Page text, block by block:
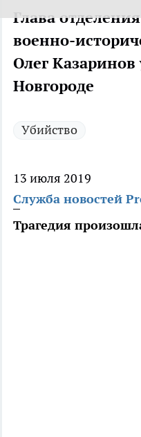
Глава
военно-
Олег
Новгороде
Убийство
13 июля 2019
Служба новостей
Трагедия